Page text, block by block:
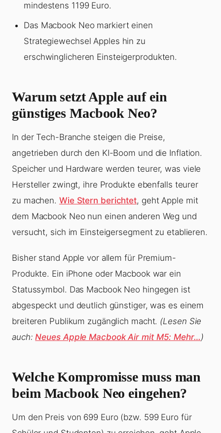
mindestens 1199 Euro.
Das Macbook Neo markiert einen
Strategiewechsel Apples hin zu
erschwinglicheren Einsteigerprodukten.
Warum setzt Apple auf ein
günstiges Macbook Neo?
In der Tech-Branche steigen die Preise,
angetrieben durch den KI-Boom und die Inflation.
Speicher und Hardware werden teurer, was viele
Hersteller zwingt, ihre Produkte ebenfalls teurer
zu machen. Wie Stern berichtet, geht Apple mit
dem Macbook Neo nun einen anderen Weg und
versucht, sich im Einsteigersegment zu etablieren.
Bisher stand Apple vor allem für Premium-
Produkte. Ein iPhone oder Macbook war ein
Statussymbol. Das Macbook Neo hingegen ist
abgespeckt und deutlich günstiger, was es einem
breiteren Publikum zugänglich macht. (Lesen Sie
auch:Neues Apple Macbook Air mit M5: Mehr…)
Welche Kompromisse muss man
beim Macbook Neo eingehen?
Um den Preis von 699 Euro (bzw. 599 Euro für